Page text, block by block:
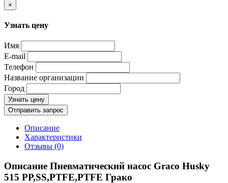
×
Узнать цену
Имя
E-mail
Телефон
Название организации
Город
Узнать цену
Отправить запрос
Описание
Характеристики
Отзывы (0)
Описание Пневматический насос Graco Husky
515 PP,SS,PTFE,PTFE Грако